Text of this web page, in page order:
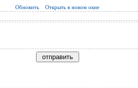
Обновить Открыть в новом окне